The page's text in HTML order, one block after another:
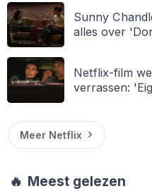
Sunny
alles over
Netflix-film
verrassen:
Meer Netflix
🔥 Meest gelezen